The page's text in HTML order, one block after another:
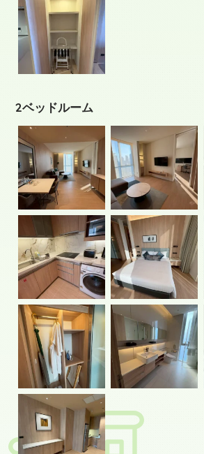
2ベッドルーム